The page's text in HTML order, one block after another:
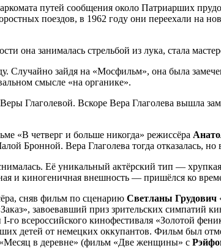
путей сообщения около Патриарших
поездов, в 1962 году они переехали на
она занималась стрельбой из лука, стала
Случайно зайдя на «Мосфильм», она была
смысле «на органике».
Глаголевой. Вскоре Вера Глаголева вышла
«В четверг и больше никогда» режиссёра
Бронной. Вера Глаголева тогда отказалась,
Её уникальный актёрский тип —
и киногеничная внешность — пришёлся ко
сняв фильм по сценарию Светланы Грудович
завоевавший приз зрительских симпатий
всероссийского кинофестиваля «Золотой
детей от немецких оккупантов. Фильм был
«Месяц в деревне» (фильм «Две женщины» с